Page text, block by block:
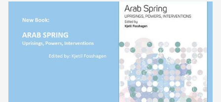
februar (1)